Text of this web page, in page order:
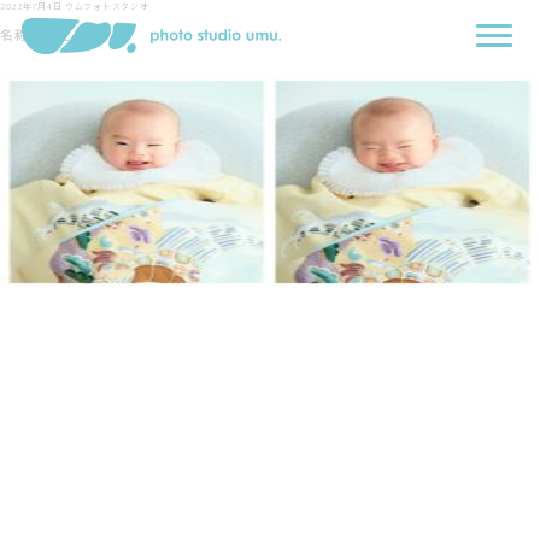
2022年7月4日 ウムフォトスタジオ
名称未設定-1-1